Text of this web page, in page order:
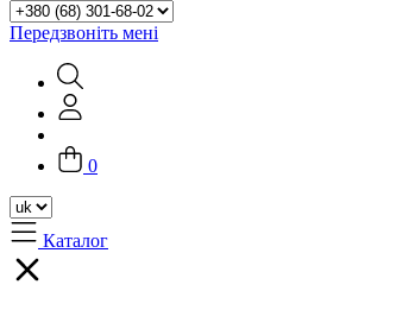
Передзвоніть мені
0
Каталог